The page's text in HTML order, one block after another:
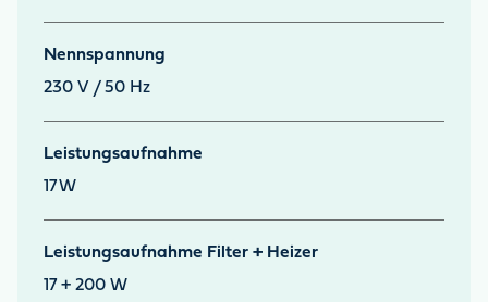
Nennspannung
230 V / 50 Hz
Leistungsaufnahme
17W
Leistungsaufnahme Filter + Heizer
17 + 200 W